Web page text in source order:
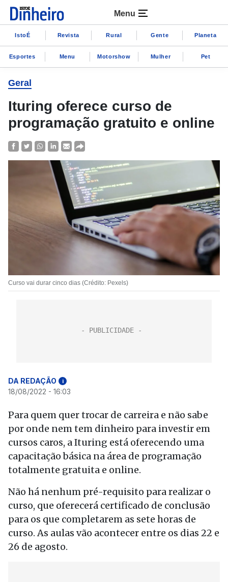
Menu
IstoÉ Revista Rural Gente Planeta
Esportes Menu Motorshow Mulher Pet
Geral
Ituring oferece curso de
programação gratuito e online
Curso vai durar cinco dias (Crédito: Pexels)
DA REDAÇÃO i
18/08/2022 - 16:03
Para quem quer trocar de carreira e não sabe
por onde nem tem dinheiro para investir em
cursos caros, a Ituring está oferecendo uma
capacitação básica na área de programação
totalmente gratuita e online.
Não há nenhum pré-requisito para realizar o
curso, que oferecerá certificado de conclusão
para os que completarem as sete horas de
curso. As aulas vão acontecer entre os dias 22 e
26 de agosto.